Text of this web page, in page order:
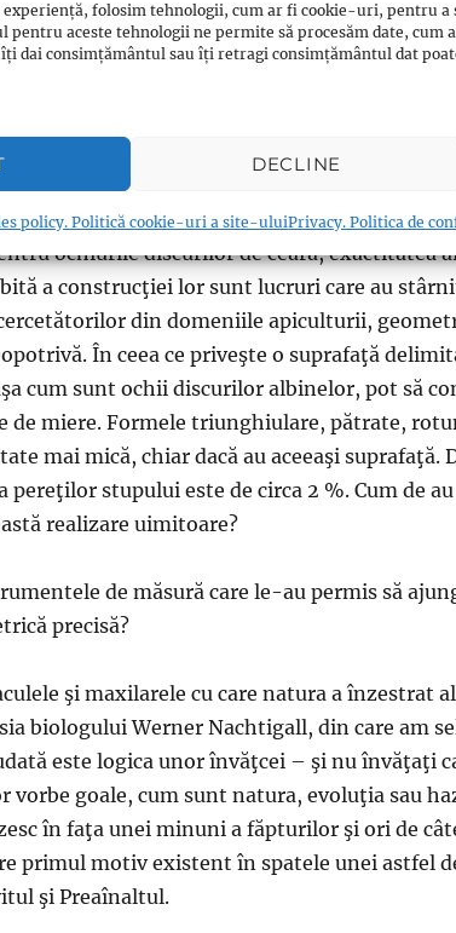
experiență, folosim tehnologii, cum ar fi cookie-uri, pentru a
pentru aceste tehnologii ne permite să procesăm date,
îți dai consimțământul sau îți retragi consimțământul dat
DECLINE
policy. Politică cookie-uri a site-uluiPrivacy. Politica de
nevoie de întrunirea unor condiţii precise
să se reproducă, ceea ce în ştiinţa referitoare
animalelor se numeşte “insistenţă în
omul locuinţă pentru construirea stupului,
în stânci, în munţi sau în pomi, fie că este
de om. Geometria stupului: alegerea
ochiurile discurilor de ceară, exactitatea
a construcţiei lor sunt lucruri care au
din domeniile apiculturii,
În ceea ce priveşte o suprafaţă
cum sunt ochii discurilor albinelor, pot să
de miere. Formele triunghiulare, pătrate,
mai mică, chiar dacă au aceeaşi suprafaţă.
pereţilor stupului este de circa 2 %. Cum de
realizare uimitoare?
de măsură care le-au permis să
precisă?
şi maxilarele cu care natura a înzestrat
biologului Werner Nachtigall, din care am
este logica unor învăţcei – şi nu învăţaţi
vorbe goale, cum sunt natura, evoluţia sau
în faţa unei minuni a făpturilor şi ori de
primul motiv existent în spatele unei astfel
şi Preaînaltul.